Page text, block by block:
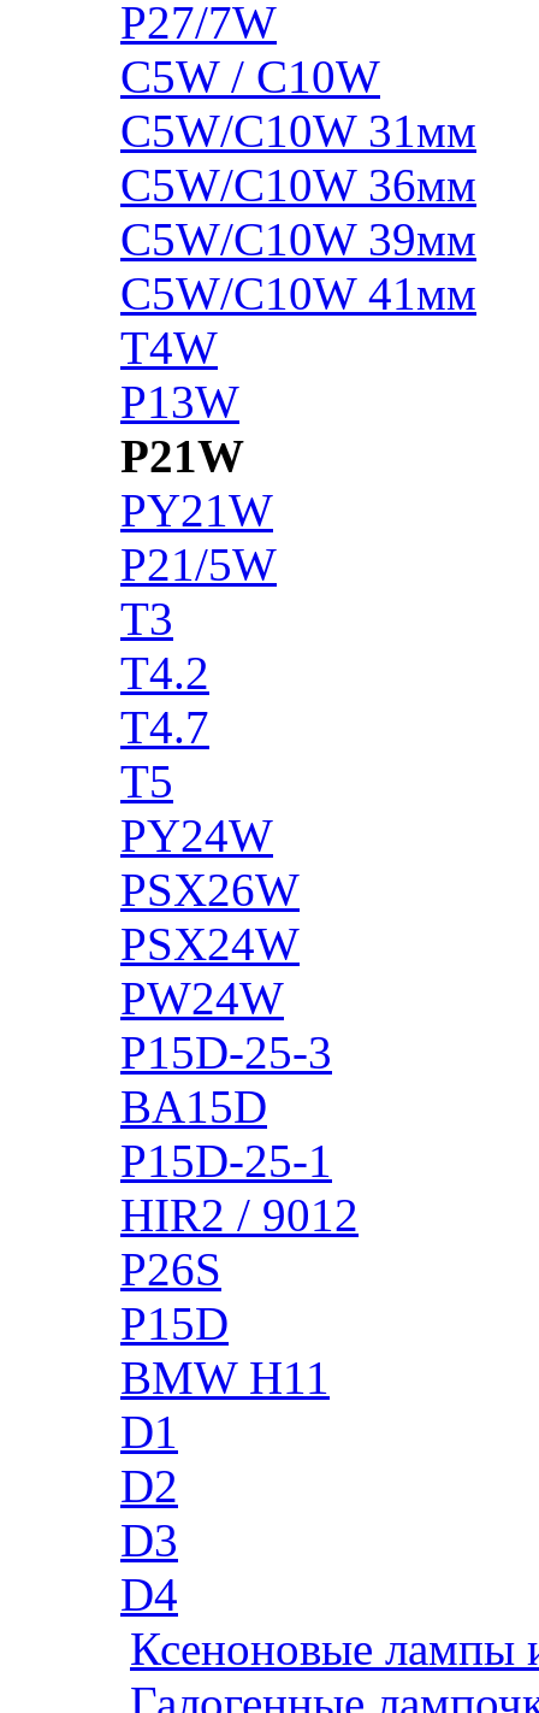
P27/7W
C5W / C10W
C5W/C10W 31мм
C5W/C10W 36мм
C5W/C10W 39мм
C5W/C10W 41мм
T4W
P13W
P21W
PY21W
P21/5W
T3
T4.2
T4.7
T5
PY24W
PSX26W
PSX24W
PW24W
P15D-25-3
BA15D
P15D-25-1
HIR2 / 9012
P26S
P15D
BMW H11
D1
D2
D3
D4
Ксеноновые лампы
Галогенные